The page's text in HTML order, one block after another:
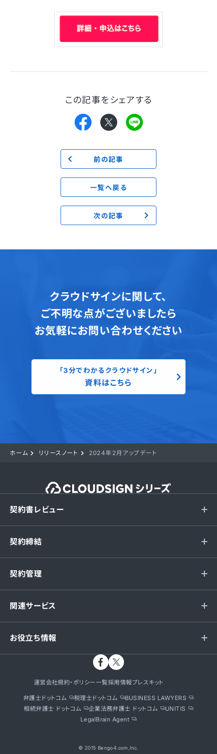
この記事をシェアする
前の記事
一覧へ戻る
次の記事
クラウドサインに関して、
ご不明な点がございましたら
お気軽にお問い合わせください
「3分でわかるクラウドサイン」
資料はこちら
ホーム リリースノート 2024年2月アップデート
契約書レビュー
契約締結
契約管理
関連サービス
お役立ち情報
運営会社規約・ポリシー一覧採用情報プレスキット
弁護士ドットコム 税理士ドットコム
BUSINESS LAWYERS
相続弁護士 ドットコム
企業法務弁護士 ドットコム
UNITIS
LegalBrain Agent
© 2015 Bengo4.com,Inc.